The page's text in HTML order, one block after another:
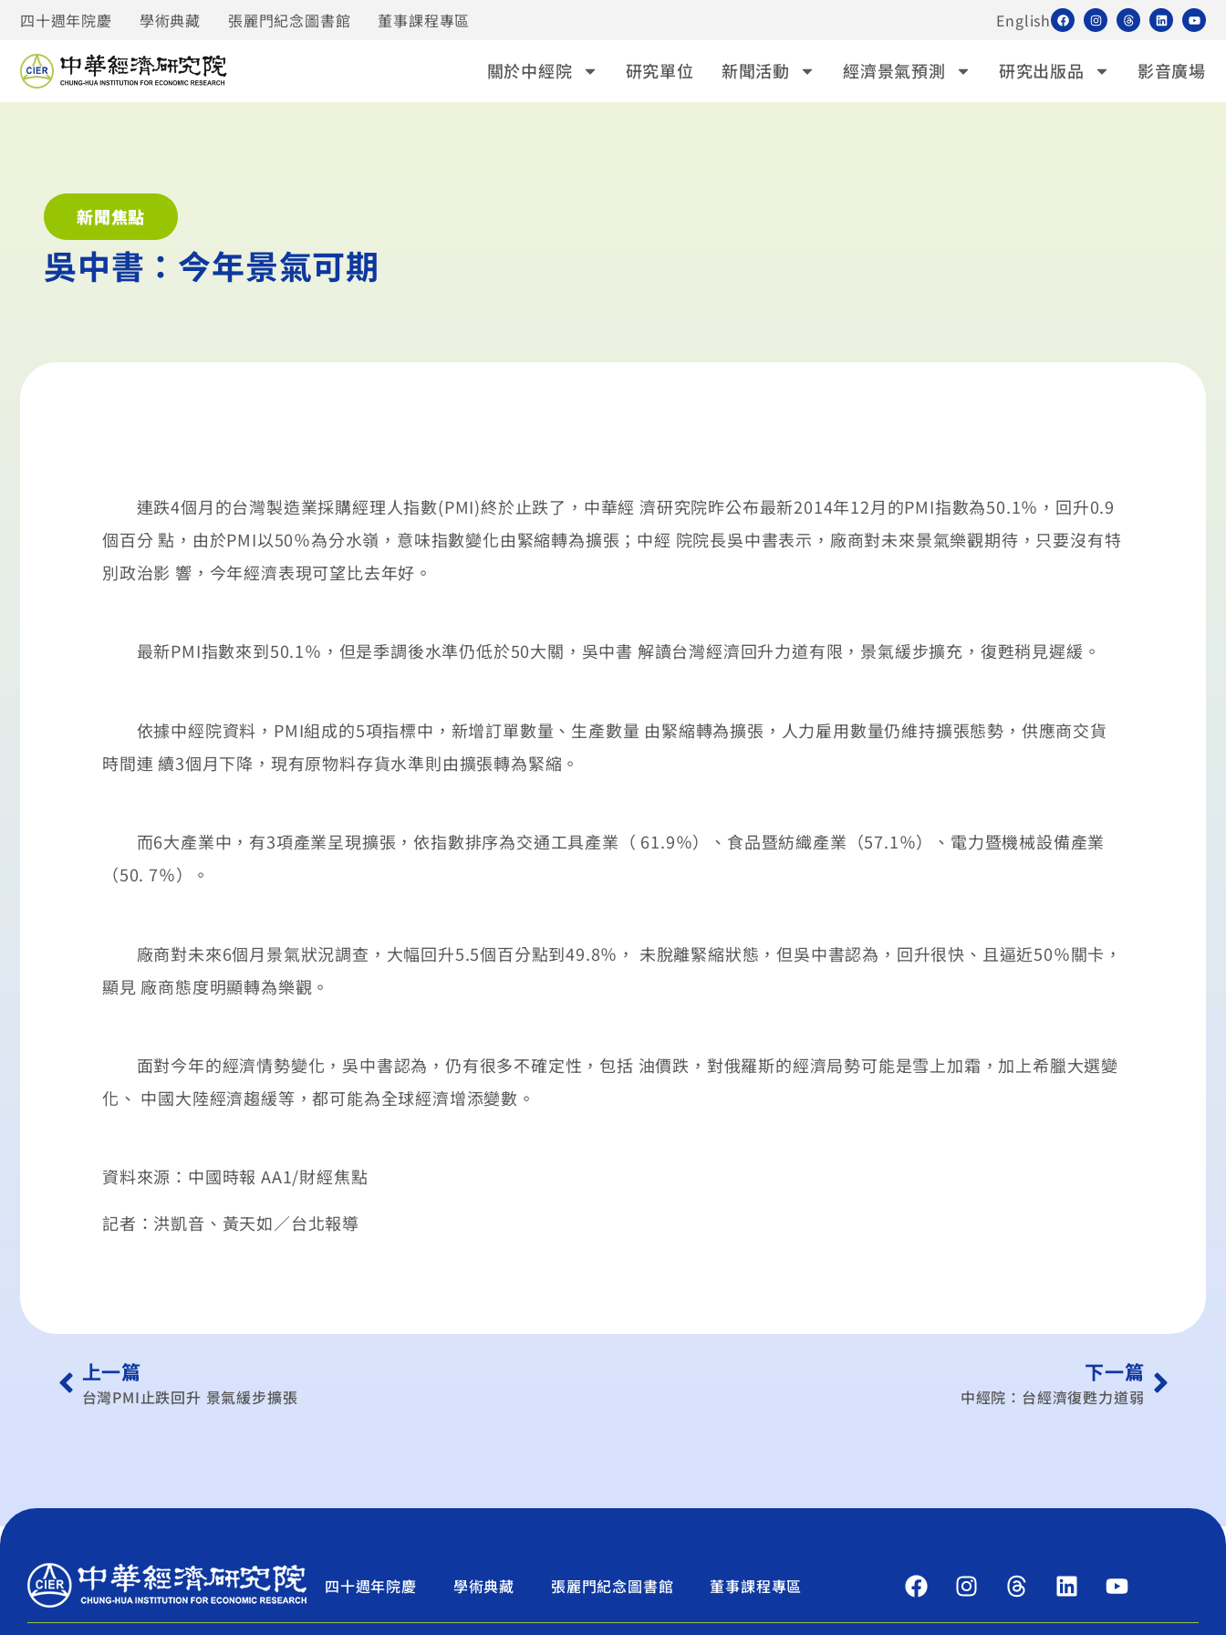
四十週年院慶 學術典藏 張麗門紀念圖書館 董事課程專區 English
關於中經院 研究單位 新聞活動 經濟景氣預測 研究出版品 影音廣場
新聞焦點
吳中書：今年景氣可期
連跌4個月的台灣製造業採購經理人指數(PMI)終於止跌了，中華經 濟研究院昨公布最新2014年12月的PMI指數為50.1％，回升0.9
個百分 點，由於PMI以50％為分水嶺，意味指數變化由緊縮轉為擴張；中經 院院長吳中書表示，廠商對未來景氣樂觀期待，只要沒有特
別政治影 響，今年經濟表現可望比去年好。
最新PMI指數來到50.1％，但是季調後水準仍低於50大關，吳中書 解讀台灣經濟回升力道有限，景氣緩步擴充，復甦稍見遲緩。
依據中經院資料，PMI組成的5項指標中，新增訂單數量、生產數量 由緊縮轉為擴張，人力雇用數量仍維持擴張態勢，供應商交貨
時間連 續3個月下降，現有原物料存貨水準則由擴張轉為緊縮。
而6大產業中，有3項產業呈現擴張，依指數排序為交通工具產業（ 61.9％）、食品暨紡織產業（57.1％）、電力暨機械設備產業
（50. 7％）。
廠商對未來6個月景氣狀況調查，大幅回升5.5個百分點到49.8％， 未脫離緊縮狀態，但吳中書認為，回升很快、且逼近50％關卡，
顯見 廠商態度明顯轉為樂觀。
面對今年的經濟情勢變化，吳中書認為，仍有很多不確定性，包括 油價跌，對俄羅斯的經濟局勢可能是雪上加霜，加上希臘大選變
化、 中國大陸經濟趨緩等，都可能為全球經濟增添變數。
資料來源：中國時報 AA1/財經焦點
記者：洪凱音、黃天如／台北報導
上一篇
台灣PMI止跌回升 景氣緩步擴張
下一篇
中經院：台經濟復甦力道弱
四十週年院慶 學術典藏 張麗門紀念圖書館 董事課程專區